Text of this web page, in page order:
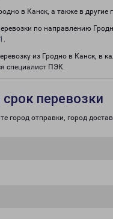
в Канск, а также в
по направлению
.
из Гродно в Канск, в
специалист ПЭК.
перевозки
город отправки, город